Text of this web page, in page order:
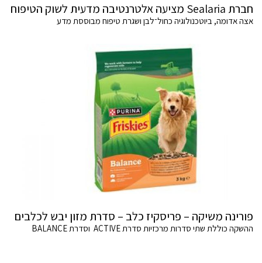
חברת Sealaria מציעה אלטרנטיבה מדעית לשוק הטיפוח
אצה אדומה, ביוטכנולוגיה כחול־לבן ושגרת טיפוח מבוססת מדע
פורינה משיקה – פריסקיז כלב – סדרת מזון יבש לכלבים
ההשקה כוללת שתי סדרות מרכזיות סדרת ACTIVE וסדרת BALANCE